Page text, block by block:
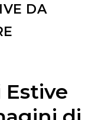
DA
Estive